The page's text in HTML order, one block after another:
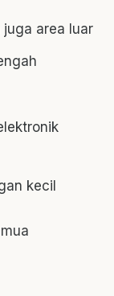
area luar
kecil